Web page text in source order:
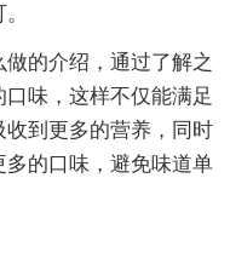
做的介绍，通过了解之
味，这样不仅能满足
到更多的营养，同时
的口味，避免味道单